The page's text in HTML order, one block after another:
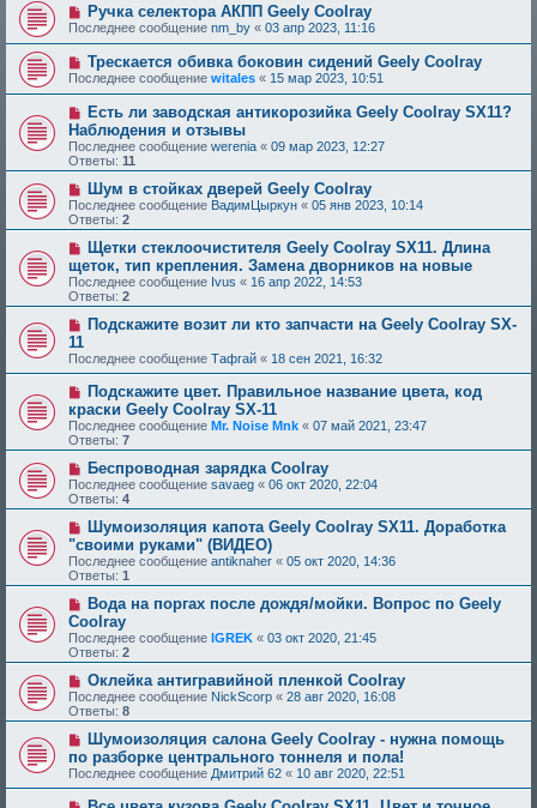
Ручка селектора АКПП Geely Coolray
Последнее сообщение nm_by « 03 апр 2023, 11:16
Трескается обивка боковин сидений Geely Coolray
Последнее сообщение witales « 15 мар 2023, 10:51
Есть ли заводская антикорозийка Geely Coolray SX11?
Наблюдения и отзывы
Последнее сообщение werenia « 09 мар 2023, 12:27
Ответы: 11
Шум в стойках дверей Geely Coolray
Последнее сообщение ВадимЦыркун « 05 янв 2023, 10:14
Ответы: 2
Щетки стеклоочистителя Geely Coolray SX11. Длина
щеток, тип крепления. Замена дворников на новые
Последнее сообщение Ivus « 16 апр 2022, 14:53
Ответы: 2
Подскажите возит ли кто запчасти на Geely Coolray SX-
11
Последнее сообщение Тафгай « 18 сен 2021, 16:32
Подскажите цвет. Правильное название цвета, код
краски Geely Coolray SX-11
Последнее сообщение Mr. Noise Mnk « 07 май 2021, 23:47
Ответы: 7
Беспроводная зарядка Coolray
Последнее сообщение savaeg « 06 окт 2020, 22:04
Ответы: 4
Шумоизоляция капота Geely Coolray SX11. Доработка
"своими руками" (ВИДЕО)
Последнее сообщение antiknaher « 05 окт 2020, 14:36
Ответы: 1
Вода на поргах после дождя/мойки. Вопрос по Geely
Coolray
Последнее сообщение IGREK « 03 окт 2020, 21:45
Ответы: 2
Оклейка антигравийной пленкой Coolray
Последнее сообщение NickScorp « 28 авг 2020, 16:08
Ответы: 8
Шумоизоляция салона Geely Coolray - нужна помощь
по разборке центрального тоннеля и пола!
Последнее сообщение Дмитрий 62 « 10 авг 2020, 22:51